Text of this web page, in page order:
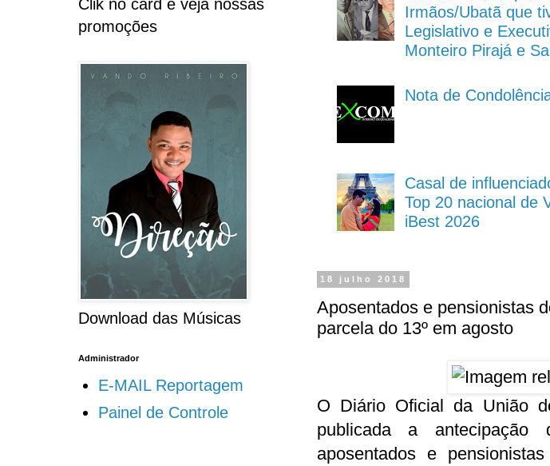
Irmãos/Ubatã que
Legislativo e
Monteiro Pirajá e
Nota de
Casal de
Top 20 nacional de
iBest 2026
18 julho 2018
Aposentados e pensionistas
parcela do 13º em agosto
O Diário Oficial da União
publicada a
aposentados e
Clik no card e veja nossas
promoções
Download das Músicas
Administrador
E-MAIL Reportagem
Painel de Controle